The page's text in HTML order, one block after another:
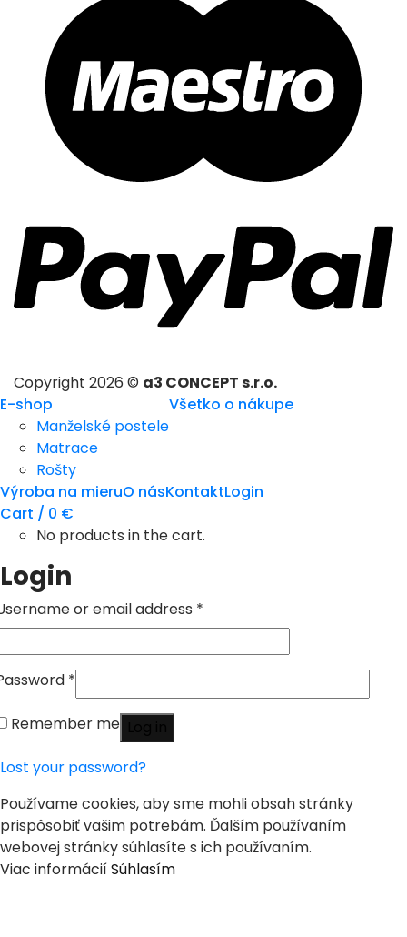
Copyright 2026 © a3 CONCEPT s.r.o.
E-shop
Manželské postele
Matrace
Rošty
Všetko o nákupe
Výroba na mieruO násKontaktLogin
Cart / 0 €
No products in the cart.
Login
or email address *
*
Remember me
Lost your password?
Používame cookies, aby sme mohli obsah stránky
prispôsobiť vašim potrebám. Ďalším používaním
webovej stránky súhlasíte s ich používaním.
Viac informáciíSúhlasím